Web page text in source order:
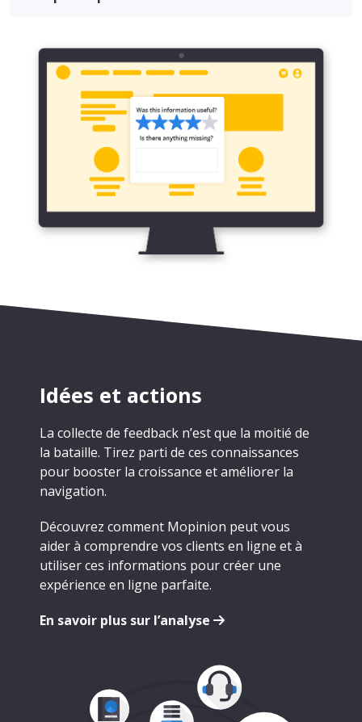
Idées et actions
La collecte de feedback n’est que la moitié de
la bataille. Tirez parti de ces connaissances
pour booster la croissance et améliorer la
navigation.
Découvrez comment Mopinion peut vous
aider à comprendre vos clients en ligne et à
utiliser ces informations pour créer une
expérience en ligne parfaite.
En savoir plus sur l’analyse